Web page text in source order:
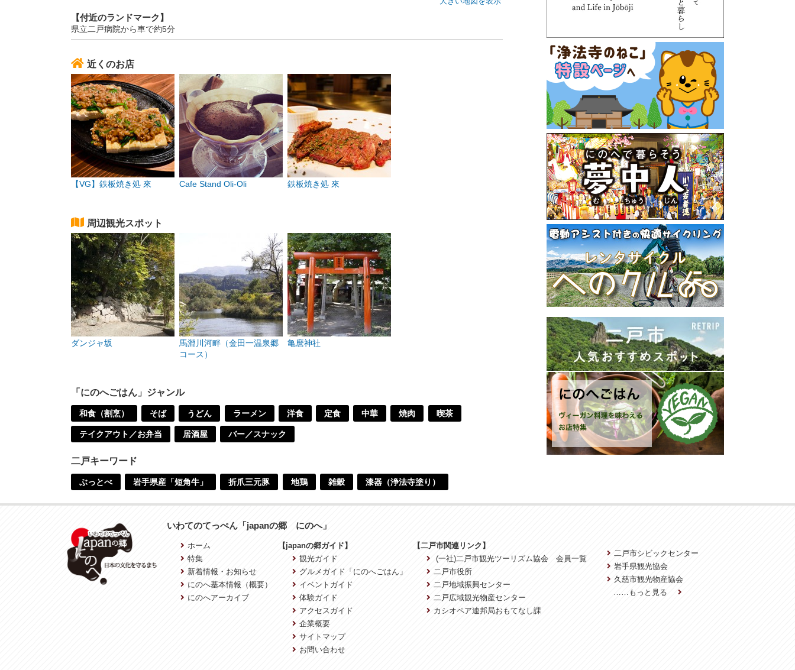
【付近のランドマーク】
県立二戸病院から車で約5分
近くのお店
【VG】鉄板焼き処 來 Cafe Stand Oli-Oli 鉄板焼き処 來
周辺観光スポット
ダンジャ坂
馬淵川河畔（金田一温泉郷
コース）
亀麿神社
「にのへごはん」ジャンル
和食（割烹） そば うどん ラーメン 洋食 定食 中華 焼肉 喫茶
テイクアウト／お弁当 居酒屋 バー／スナック
二戸キーワード
ぶっとべ 岩手県産「短角牛」 折爪三元豚 地鶏 雑穀 漆器（浄法寺塗り）
いわてのてっぺん「japanの郷 にのへ」
ホーム
特集
新着情報・お知らせ
にのへ基本情報（概要）
にのへアーカイブ
【japanの郷ガイド】
観光ガイド
グルメガイド「にのへごはん」
イベントガイド
体験ガイド
アクセスガイド
企業概要
サイトマップ
お問い合わせ
【二戸市関連リンク】
(一社)二戸市観光ツーリズム協会 会員一覧
二戸市役所
二戸地域振興センター
二戸広域観光物産センター
カシオペア連邦局おもてなし課
二戸市シビックセンター
岩手県観光協会
久慈市観光物産協会
……もっと見る